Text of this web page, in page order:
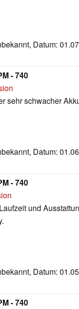
Datum:
- 740
sehr schwacher
Datum:
- 740
und
Datum:
- 740